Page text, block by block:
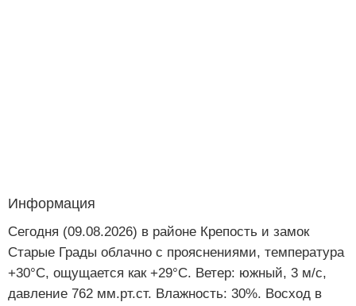
Информация
Сегодня (09.08.2026) в районе Крепость и замок
Старые Грады облачно с прояснениями, температура
+30°C, ощущается как +29°C. Ветер: южный, 3 м/с,
давление 762 мм.рт.ст. Влажность: 30%. Восход в